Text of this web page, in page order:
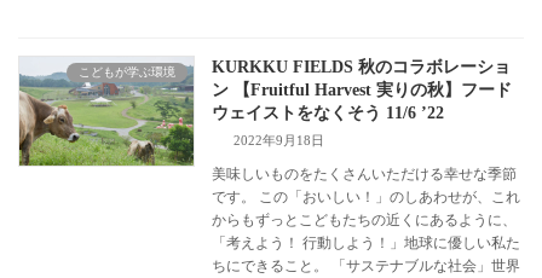
こどもが学ぶ環境
KURKKU FIELDS 秋のコラボレーショ
ン 【Fruitful Harvest 実りの秋】フード
ウェイストをなくそう 11/6 ’22
2022年9月18日
美味しいものをたくさんいただける幸せな季節
です。 この「おいしい！」のしあわせが、これ
からもずっとこどもたちの近くにあるように、
「考えよう！ 行動しよう！」地球に優しい私た
ちにできること。 「サステナブルな社会」世界